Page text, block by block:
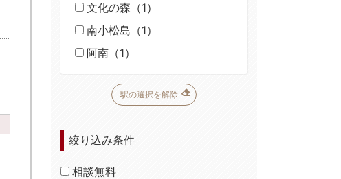
文化の森（1）
南小松島（1）
阿南（1）
駅の選択を解除
絞り込み条件
相談無料